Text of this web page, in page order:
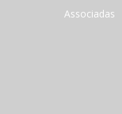
Associadas